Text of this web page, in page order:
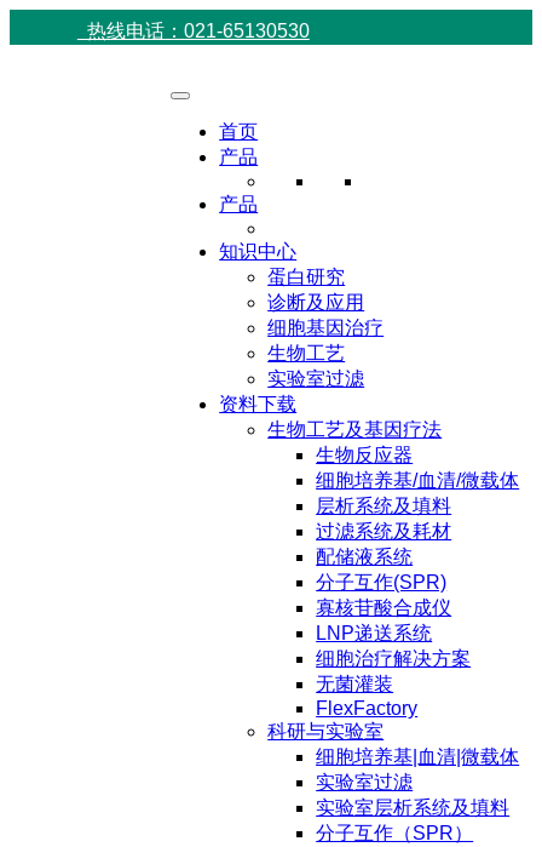
热线电话：021-65130530
首页
产品
产品
知识中心
蛋白研究
诊断及应用
细胞基因治疗
生物工艺
实验室过滤
资料下载
生物工艺及基因疗法
生物反应器
细胞培养基/血清/微载体
层析系统及填料
过滤系统及耗材
配储液系统
分子互作(SPR)
寡核苷酸合成仪
LNP递送系统
细胞治疗解决方案
无菌灌装
FlexFactory
科研与实验室
细胞培养基|血清|微载体
实验室过滤
实验室层析系统及填料
分子互作（SPR）